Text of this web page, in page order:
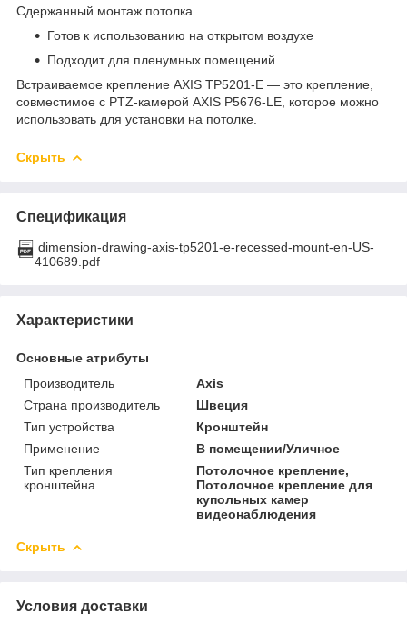
Сдержанный монтаж потолка
Готов к использованию на открытом воздухе
Подходит для пленумных помещений
Встраиваемое крепление AXIS TP5201-E — это крепление,
совместимое с PTZ-камерой AXIS P5676-LE, которое можно
использовать для установки на потолке.
Скрыть
Спецификация
dimension-drawing-axis-tp5201-e-recessed-mount-en-US-
410689.pdf
Характеристики
Основные атрибуты
Производитель
Axis
Страна производитель
Швеция
Тип устройства
Кронштейн
Применение
В помещении/Уличное
Тип крепления
кронштейна
Потолочное крепление,
Потолочное крепление для
купольных камер
видеонаблюдения
Скрыть
Условия доставки